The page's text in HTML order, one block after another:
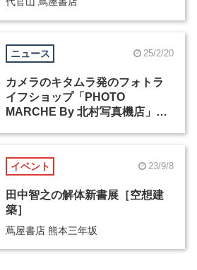
ニュース 25/2/20
カメラのキタムラ発のフォトラ
イフショップ「PHOTO
MARCHE By 北村写真機店」が
イベント 23/9/8
田中智之の解体新書展［空想建
築］
蔦屋書店 熊本三年坂